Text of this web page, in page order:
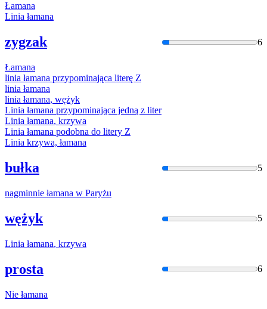
Łamana
Linia łamana
zygzak 6
Łamana
linia łamana przypominająca literę Z
linia łamana
linia łamana, wężyk
Linia łamana przypominająca jedną z liter
Linia łamana, krzywa
Linia łamana podobna do litery Z
Linia krzywa, łamana
bułka 5
nagminnie łamana w Paryżu
wężyk 5
Linia łamana, krzywa
prosta 6
Nie łamana